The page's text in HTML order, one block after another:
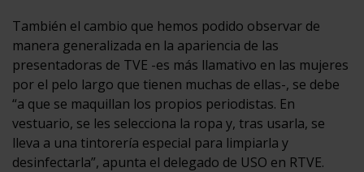
También el cambio que hemos podido observar de
manera generalizada en la apariencia de las
presentadoras de TVE -es más llamativo en las mujeres
por el pelo largo que tienen muchas de ellas-, se debe
“a que se maquillan los propios periodistas. En
vestuario, se les selecciona la ropa y, tras usarla, se
lleva a una tintorería especial para limpiarla y
desinfectarla”, apunta el delegado de USO en RTVE.